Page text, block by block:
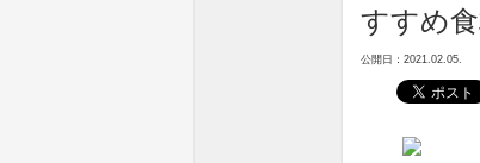
すすめ
公開日：2021.02.05.